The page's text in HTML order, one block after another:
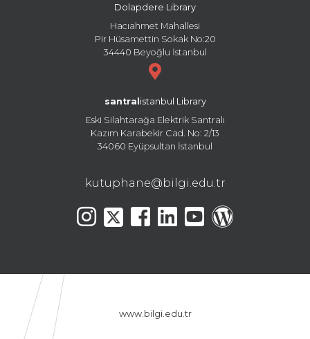
Dolapdere Library
Hacıahmet Mahallesi
Pir Hüsamettin Sokak No:20
34440 Beyoğlu İstanbul
santral istanbul Library
Eski Silahtarağa Elektrik Santralı
Kazım Karabekir Cad. No: 2/13
34060 Eyüpsultan İstanbul
kutuphane@bilgi.edu.tr
www.bilgi.edu.tr